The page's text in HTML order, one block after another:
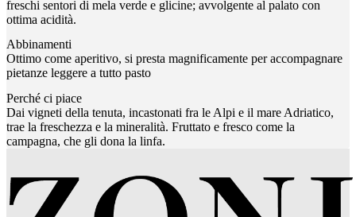
freschi sentori di mela verde e glicine; avvolgente al palato con
ottima acidità.
Abbinamenti
Ottimo come aperitivo, si presta magnificamente per accompagnare
pietanze leggere a tutto pasto
Perché ci piace
Dai vigneti della tenuta, incastonati fra le Alpi e il mare Adriatico,
trae la freschezza e la mineralità. Fruttato e fresco come la
campagna, che gli dona la linfa.